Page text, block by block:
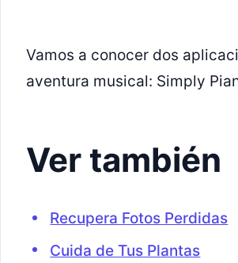
Vamos a conocer dos
aventura musical: Simply
Ver también
Recupera Fotos Perdidas
Cuida de Tus Plantas